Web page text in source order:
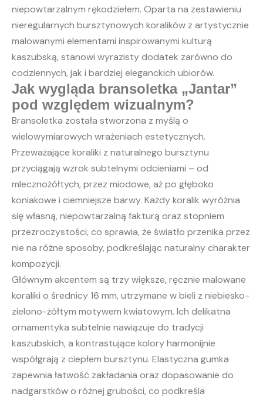
niepowtarzalnym rękodziełem. Oparta na zestawieniu
nieregularnych bursztynowych koralików z artystycznie
malowanymi elementami inspirowanymi kulturą
kaszubską, stanowi wyrazisty dodatek zarówno do
codziennych, jak i bardziej eleganckich ubiorów.
Jak wygląda bransoletka „Jantar”
pod względem wizualnym?
Bransoletka została stworzona z myślą o
wielowymiarowych wrażeniach estetycznych.
Przeważające koraliki z naturalnego bursztynu
przyciągają wzrok subtelnymi odcieniami – od
mlecznożółtych, przez miodowe, aż po głęboko
koniakowe i ciemniejsze barwy. Każdy koralik wyróżnia
się własną, niepowtarzalną fakturą oraz stopniem
przezroczystości, co sprawia, że światło przenika przez
nie na różne sposoby, podkreślając naturalny charakter
kompozycji.
Głównym akcentem są trzy większe, ręcznie malowane
koraliki o średnicy 16 mm, utrzymane w bieli z niebiesko-
zielono-żółtym motywem kwiatowym. Ich delikatna
ornamentyka subtelnie nawiązuje do tradycji
kaszubskich, a kontrastujące kolory harmonijnie
współgrają z ciepłem bursztynu. Elastyczna gumka
zapewnia łatwość zakładania oraz dopasowanie do
nadgarstków o różnej grubości, co podkreśla